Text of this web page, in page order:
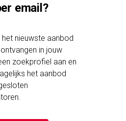
email?
het nieuwste aanbod
in jouw
zoekprofiel aan en
het aanbod